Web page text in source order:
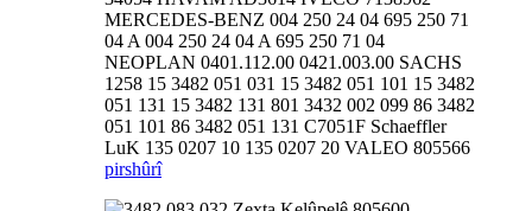
MERCEDES-BENZ 004 250 24 04 695 250 71
04 A 004 250 24 04 A 695 250 71 04
NEOPLAN 0401.112.00 0421.003.00 SACHS
1258 15 3482 051 031 15 3482 051 101 15 3482
051 131 15 3482 131 801 3432 002 099 86 3482
051 101 86 3482 051 131 C7051F Schaeffler
LuK 135 0207 10 135 0207 20 VALEO 805566
pirshûrî